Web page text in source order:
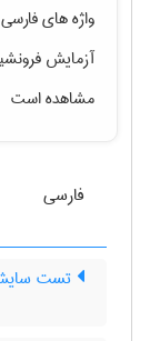
واژه های
آزمایش
مشاهده است
فارسی
تست